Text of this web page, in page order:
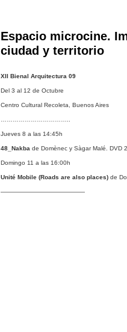
Espacio microcine.
ciudad y territorio
XII Bienal Arquitectura 09
Del 3 al 12 de Octubre
Centro Cultural Recoleta, Buenos Aires
Jueves 8 a las 14:45h
48_Nakba de Domènec y Sàgar Malé. DVD
Domingo 11 a las 16:00h
Unité Mobile (Roads are also places) de
——————————————